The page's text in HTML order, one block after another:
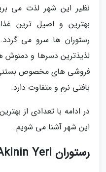
نظیر این شهر لذت می
بهترین و اصیل ترین
رستوران ها سرو می
لذیذترین دسرها و دمنوش
فروشی های مخصوص بستنی
بافتی نرم و متفاوت دارد.
در ادامه با تعدادی از
این شهر آشنا می شویم.
رستوران Akinin Yeri